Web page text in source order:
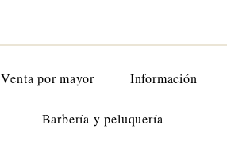
Venta por mayor Información
Barbería y peluquería